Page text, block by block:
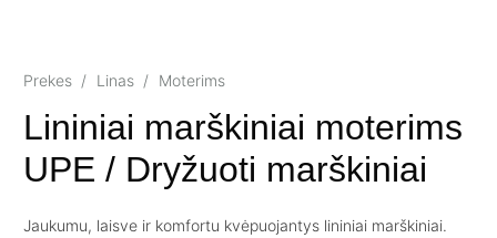
Prekes / Linas / Moterims
Lininiai marškiniai moterims
UPE / Dryžuoti marškiniai
Jaukumu, laisve ir komfortu kvėpuojantys lininiai marškiniai.